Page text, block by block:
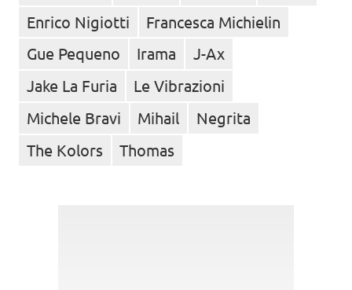
Enrico Nigiotti
Francesca Michielin
Gue Pequeno
Irama
J-Ax
Jake La Furia
Le Vibrazioni
Michele Bravi
Mihail
Negrita
The Kolors
Thomas